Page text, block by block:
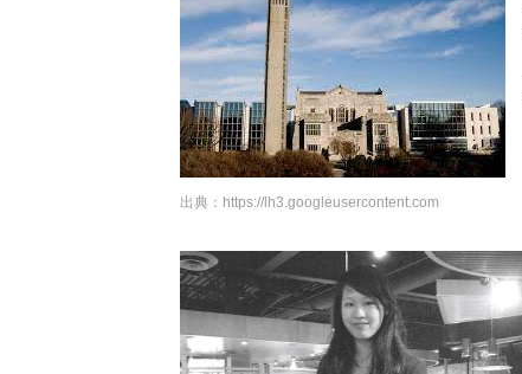
出典： https://lh3.googleusercontent.com